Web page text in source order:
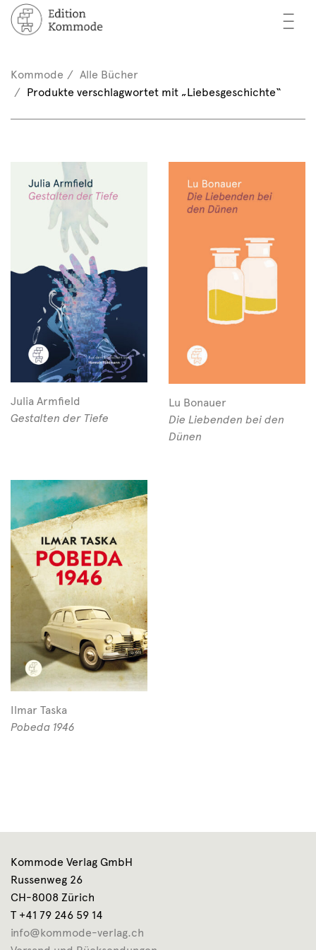
—
—
—
/ Registrieren
(0)
Kommode
Alle Bücher
Produkte verschlagwortet mit „Liebesgeschichte“
Julia Armfield
Gestalten der Tiefe
Lu Bonauer
Die Liebenden bei den
Dünen
Ilmar Taska
Pobeda 1946
Kommode Verlag GmbH
Russenweg 26
CH-8008 Zürich
T +41 79 246 59 14
info@kommode-verlag.ch